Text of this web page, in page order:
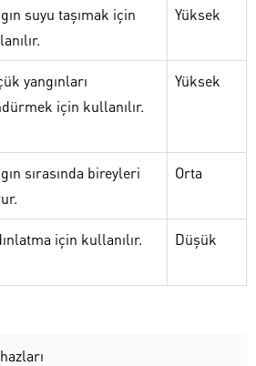
suyu taşımak için
Yüksek
yangınları
için kullanılır.
Yüksek
sırasında bireyleri
Orta
için kullanılır. Düşük